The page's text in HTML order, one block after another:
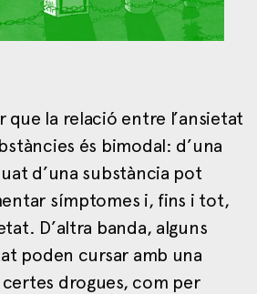
que la relació entre l’ansietat
és bimodal: d’una
d’una substància pot
símptomes i, fins i tot,
D’altra banda, alguns
poden cursar amb una
drogues, com per